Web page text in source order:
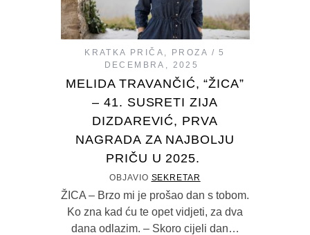
KRATKA PRIČA , PROZA
5
DECEMBRA, 2025
MELIDA TRAVANČIĆ, “ŽICA”
– 41. SUSRETI ZIJA
DIZDAREVIĆ, PRVA
NAGRADA ZA NAJBOLJU
PRIČU U 2025.
OBJAVIO SEKRETAR
ŽICA – Brzo mi je prošao dan s tobom.
Ko zna kad ću te opet vidjeti, za dva
dana odlazim. – Skoro cijeli dan…